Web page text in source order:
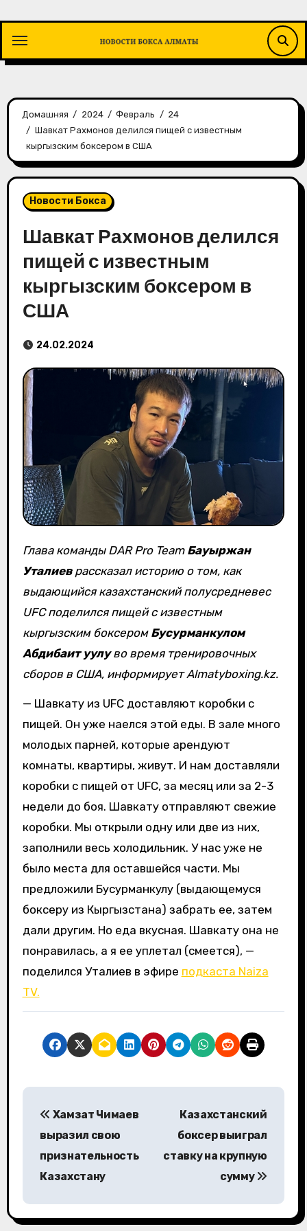
содержимому
Домашняя 2024 Февраль
24
Шавкат Рахмонов делился пищей с известным
кыргызским боксером в США
Новости Бокса
Шавкат Рахмонов делился
пищей с известным
кыргызским боксером в
США
24.02.2024
Глава команды DAR Pro Team Бауыржан
Уталиеврассказал историю о том, как
выдающийся казахстанский полусредневес
UFC поделился пищей с известным
кыргызским боксером Бусурманкулом
Абдибаит уулуво время тренировочных
сборов в США, информирует Almatyboxing.kz.
— Шавкату из UFC доставляют коробки с
пищей. Он уже наелся этой еды. В зале много
молодых парней, которые арендуют
комнаты, квартиры, живут. И нам доставляли
коробки с пищей от UFC, за месяц или за 2-3
недели до боя. Шавкату отправляют свежие
коробки. Мы открыли одну или две из них,
заполнили весь холодильник. У нас уже не
было места для оставшейся части. Мы
предложили Бусурманкулу (выдающемуся
боксеру из Кыргызстана) забрать ее, затем
дали другим. Но еда вкусная. Шавкату она не
понравилась, а я ее уплетал (смеется), —
поделился Уталиев в эфире подкаста Naiza
TV.
Н
г
Хамзат Чимаев
выразил свою
признательность
Казахстану
Казахстанский
боксер выиграл
ставку на крупную
сумму